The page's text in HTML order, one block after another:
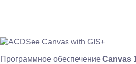
Программное обеспечение Canvas